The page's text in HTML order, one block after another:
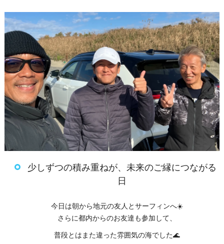
少しずつの積み重ねが、未来のご縁につながる
日
今日は朝から地元の友人とサーフィンへ☀️
さらに都内からのお友達も参加して、
普段とはまた違った雰囲気の海でした🌊